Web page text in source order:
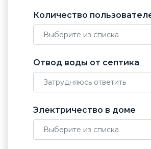
Количество
Отвод воды от септика
Электричество в доме